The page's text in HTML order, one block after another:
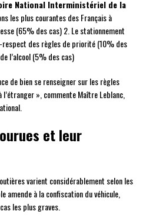
National Interministériel de la
les plus courantes des Français à
(65% des cas) 2. Le stationnement
des règles de priorité (10% des
l’alcool (5% des cas)
de bien se renseigner sur les règles
», commente Maître Leblanc,
et leur
varient considérablement selon les
amende à la confiscation du véhicule,
les plus graves.